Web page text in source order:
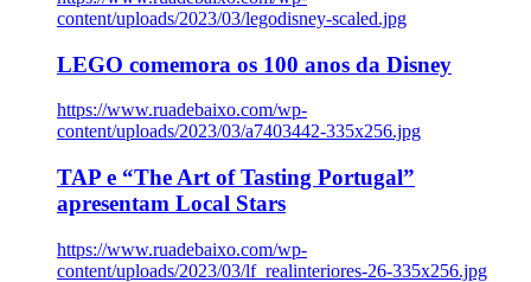
content/uploads/2023/03/legodisney-scaled.jpg
LEGO comemora os 100 anos da Disney
https://www.ruadebaixo.com/wp-
content/uploads/2023/03/a7403442-335x256.jpg
TAP e “The Art of Tasting Portugal”
apresentam Local Stars
https://www.ruadebaixo.com/wp-
content/uploads/2023/03/lf_realinteriores-26-335x256.jpg